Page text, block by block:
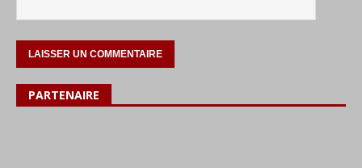
PARTENAIRE